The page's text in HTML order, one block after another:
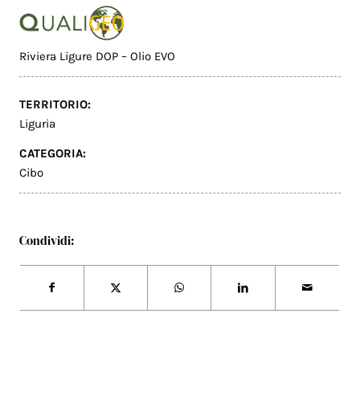
Riviera Ligure DOP – Olio EVO
TERRITORIO:
Liguria
CATEGORIA:
Cibo
Condividi: